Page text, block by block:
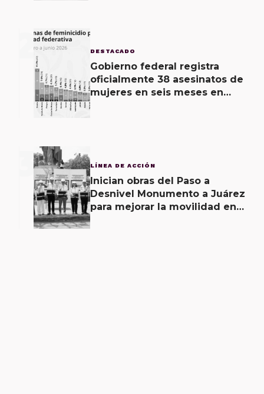
2 DESTACADO
Gobierno federal registra
oficialmente 38 asesinatos de
mujeres en seis meses en
3 LÍNEA DE ACCIÓN
Inician obras del Paso a
Desnivel Monumento a Juárez
para mejorar la movilidad en